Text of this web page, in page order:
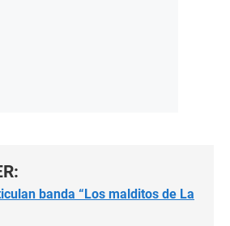
banda “Los malditos de La